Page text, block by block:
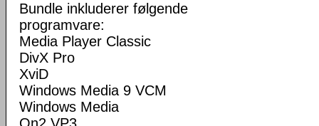
Bundle inkluderer følgende
programvare:
Media Player Classic
DivX Pro
XviD
Windows Media 9 VCM
Windows Media